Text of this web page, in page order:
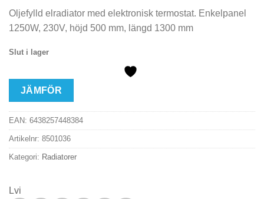
Oljefylld elradiator med elektronisk termostat. Enkelpanel
1250W, 230V, höjd 500 mm, längd 1300 mm
Slut i lager
JÄMFÖR
EAN: 6438257448384
Artikelnr: 8501036
Kategori: Radiatorer
Lvi